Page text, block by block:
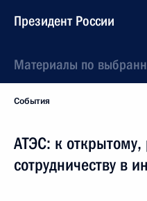
Президент России
Материалы по
События
АТЭС: к
сотрудничеству в